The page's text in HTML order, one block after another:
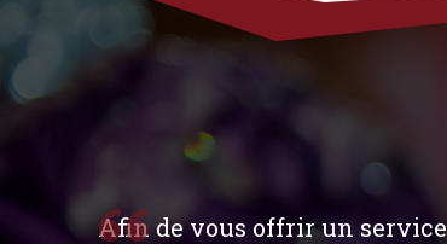
Afin de vous offrir un service